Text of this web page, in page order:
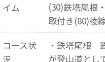
イム
(30)鉄塔尾根
取付き(80)稜
コース状
況
・鉄塔尾根
が登山道とし